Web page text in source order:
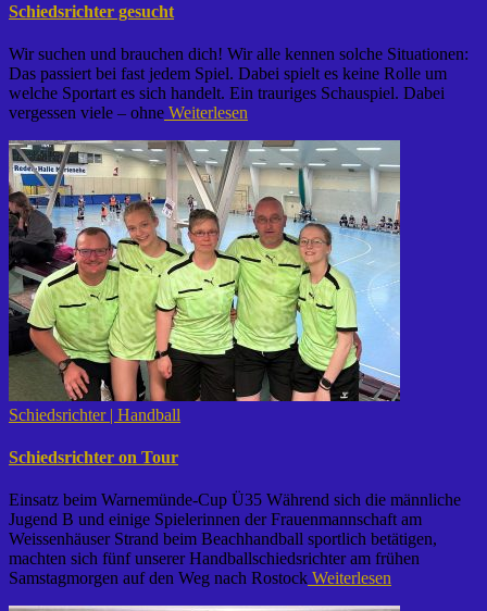
Schiedsrichter gesucht
Wir suchen und brauchen dich! Wir alle kennen solche Situationen:
Das passiert bei fast jedem Spiel. Dabei spielt es keine Rolle um
welche Sportart es sich handelt. Ein trauriges Schauspiel. Dabei
vergessen viele – ohne Weiterlesen
Schiedsrichter | Handball
Schiedsrichter on Tour
Einsatz beim Warnemünde-Cup Ü35 Während sich die männliche
Jugend B und einige Spielerinnen der Frauenmannschaft am
Weissenhäuser Strand beim Beachhandball sportlich betätigen,
machten sich fünf unserer Handballschiedsrichter am frühen
Samstagmorgen auf den Weg nach Rostock Weiterlesen